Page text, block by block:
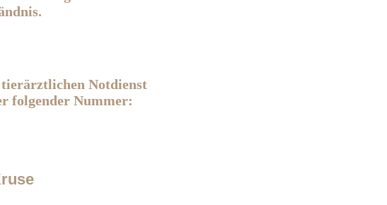
Notdienst
folgender Nummer: